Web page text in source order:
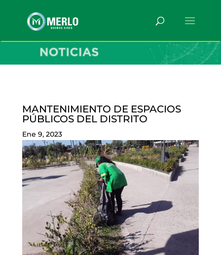
MANTENIMIENTO DE ESPACIOS
PÚBLICOS DEL DISTRITO
Ene 9, 2023